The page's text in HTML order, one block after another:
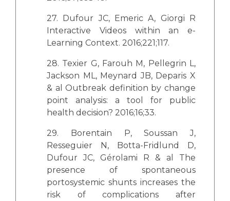
27. Dufour JC, Emeric A, Giorgi R
Interactive Videos within an e-
Learning Context. 2016;221;117.
28. Texier G, Farouh M, Pellegrin L,
Jackson ML, Meynard JB, Deparis X
& al Outbreak definition by change
point analysis: a tool for public
health decision? 2016;16;33.
29. Borentain P, Soussan J,
Resseguier N, Botta-Fridlund D,
Dufour JC, Gérolami R & al The
presence of spontaneous
portosystemic shunts increases the
risk of complications after